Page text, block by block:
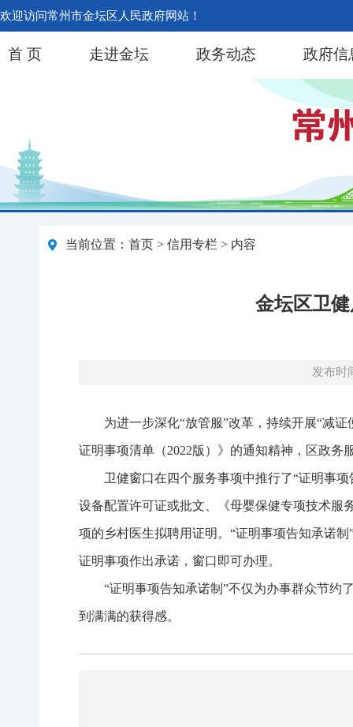
欢迎访问常州市金坛区人民政府网站！
首 页 走进金坛 政务动态 政府信
当前位置： 首页 > 信用专栏 > 内容
金坛区卫
发布时
为进一步深化“放管服”改革，持续开展“减
证明事项清单（2022版）》的通知精神，区政
卫健窗口在四个服务事项中推行了“证明事
设备配置许可证或批文、《母婴保健专项技术服
项的乡村医生拟聘用证明。“证明事项告知承诺
证明事项作出承诺，窗口即可办理。
“证明事项告知承诺制”不仅为办事群众节约
到满满的获得感。